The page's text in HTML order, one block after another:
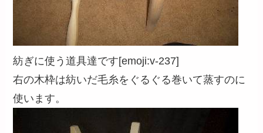
紡ぎに使う道具達です[emoji:v-237]
右の木枠は紡いだ毛糸をぐるぐる巻いて蒸すのに
使います。